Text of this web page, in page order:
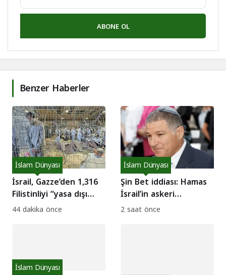
ABONE OL
Benzer Haberler
İsrail, Gazze’den 1,316
Filistinliyi “yasa dışı
savaşçı” ilan etti!
İslam Dünyası
44 dakika önce
Şin Bet iddiası: Hamas
İsrail’in askeri
adımlarını engellemeye
İslam Dünyası
2 saat önce
İslam Dünyası